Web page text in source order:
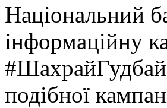
Національний
інформаційну
подібної